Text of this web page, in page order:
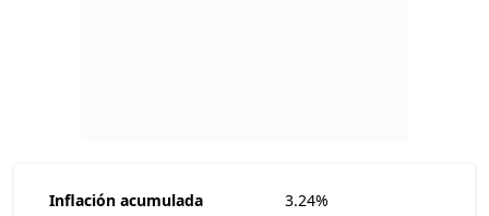
Inflación acumulada 3.24%